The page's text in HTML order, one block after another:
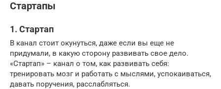
Стартапы
1. Стартап
В канал стоит окунуться, даже если вы еще не
придумали, в какую сторону развивать свое дело.
«Стартап» – канал о том, как развивать себя:
тренировать мозг и работать с мыслями, успокаиваться,
давать поручения, расслабляться.